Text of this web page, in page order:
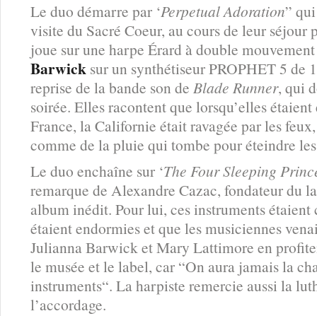
Le duo démarre par ‘Perpetual Adoration”
visite du Sacré Coeur, au cours de leur séjour
joue sur une harpe Érard à double
Barwick sur un synthétiseur PROPHET 5 de
reprise de la bande son de Blade Runner, qui
soirée. Elles racontent que lorsqu’elles
France, la Californie était ravagée par les
comme de la pluie qui tombe pour éteindre
Le duo enchaîne sur ‘The Four Sleeping
remarque de Alexandre Cazac, fondateur du
album inédit. Pour lui, ces instruments étaient
étaient endormies et que les musiciennes
Julianna Barwick et Mary Lattimore en
le musée et le label, car “On aura jamais la
instruments“. La harpiste remercie aussi la
l’accordage.